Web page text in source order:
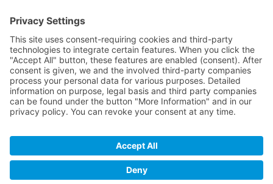
KONTAKT
Verlag für Prävention & Gesundheit GmbH
Waldseestraße 27
77731 Willstätt
Telefon: 07852 / 93 55 196
E-Mail:info@tt-digi.de